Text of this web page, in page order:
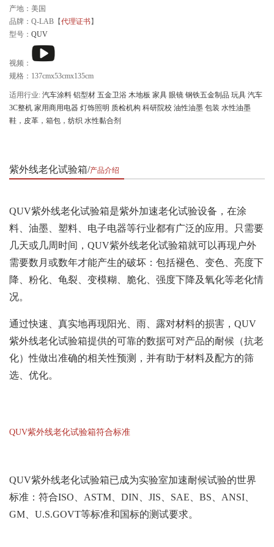
产地：美国
品牌：Q-LAB【代理证书】
型号： QUV
视频：
规格：137cmx53cmx135cm
适用行业: 汽车涂料 铝型材 五金卫浴 木地板 家具 眼镜 钢铁五金制品 玩具 汽车
3C整机 家用商用电器 灯饰照明 质检机构 科研院校 油性油墨 包装 水性油墨
鞋，皮革，箱包，纺织 水性黏合剂
紫外线老化试验箱 产品介绍
QUV紫外线老化试验箱是紫外加速老化试验设备，在涂
料、油墨、塑料、电子电器等行业都有广泛的应用。只需要
几天或几周时间，QUV紫外线老化试验箱就可以再现户外
需要数月或数年才能产生的破坏：包括褪色、变色、亮度下
降、粉化、龟裂、变模糊、脆化、强度下降及氧化等老化情
况。
通过快速、真实地再现阳光、雨、露对材料的损害，QUV
紫外线老化试验箱提供的可靠的数据可对产品的耐候（抗老
化）性做出准确的相关性预测，并有助于材料及配方的筛
选、优化。
QUV紫外线老化试验箱符合标准
QUV紫外线老化试验箱已成为实验室加速耐候试验的世界
标准：符合ISO、ASTM、DIN、JIS、SAE、BS、ANSI、
GM、U.S.GOVT等标准和国标的测试要求。